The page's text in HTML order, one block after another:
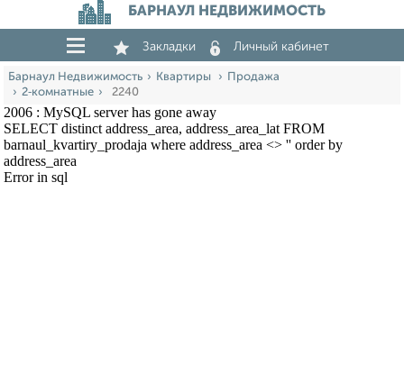
БАРНАУЛ НЕДВИЖИМОСТЬ
Закладки Личный кабинет
Барнаул Недвижимость Квартиры
Продажа
2‑комнатные
2240
2006 : MySQL server has gone away
SELECT distinct address_area, address_area_lat FROM
barnaul_kvartiry_prodaja where address_area <> '' order by
address_area
Error in sql